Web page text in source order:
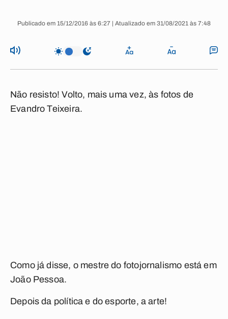
Publicado em 15/12/2016 às 6:27 | Atualizado em 31/08/2021 às 7:48
Não resisto! Volto, mais uma vez, às fotos de
Evandro Teixeira.
Como já disse, o mestre do fotojornalismo está em
João Pessoa.
Depois da política e do esporte, a arte!